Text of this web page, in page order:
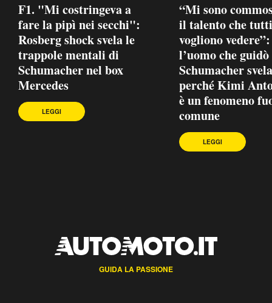
F1. "Mi costringeva a
fare la pipì nei secchi":
Rosberg shock svela le
trappole mentali di
Schumacher nel box
Mercedes
LEGGI
“Mi sono
il talento che tutti
vogliono vedere”:
l’uomo che guidò
Schumacher svela
perché Kimi
è un fenomeno
comune
LEGGI
GUIDA LA PASSIONE